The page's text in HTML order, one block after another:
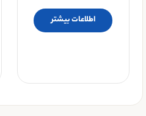
اطلاعات بیشتر